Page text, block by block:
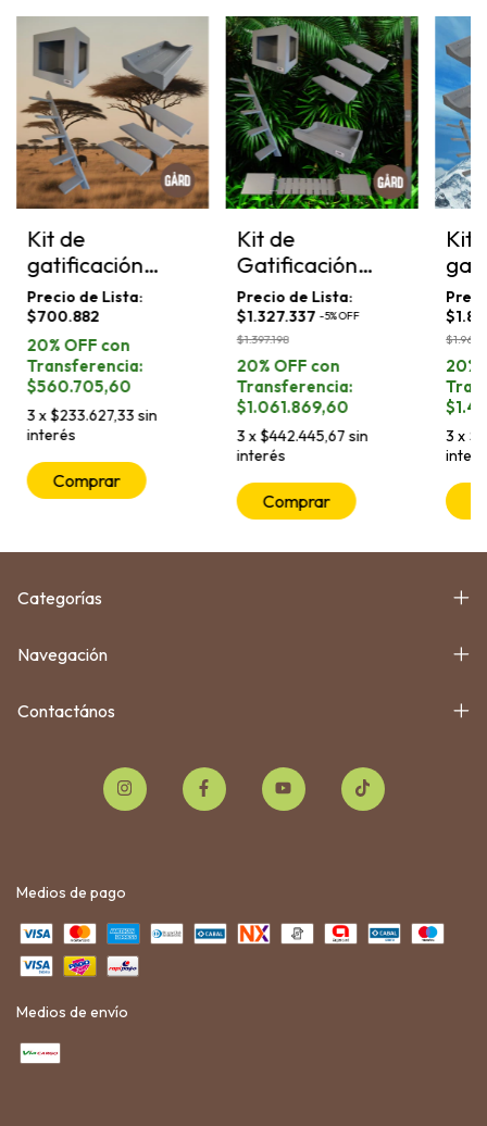
Kit de
gatificación
Modelo SAVANA
$700.882
$560.705,60
3 x$233.627,33 sin
interés
Comprar
Kit de
Gatificación
Modelo
AMAZONAS
$1.327.337-5%OFF
$1.397.198
$1.061.869,60
3x$442.445,67sin
interés
Comprar
Kit
3 x
Categorías
Navegación
Contactános
Medios de pago
Medios de envío